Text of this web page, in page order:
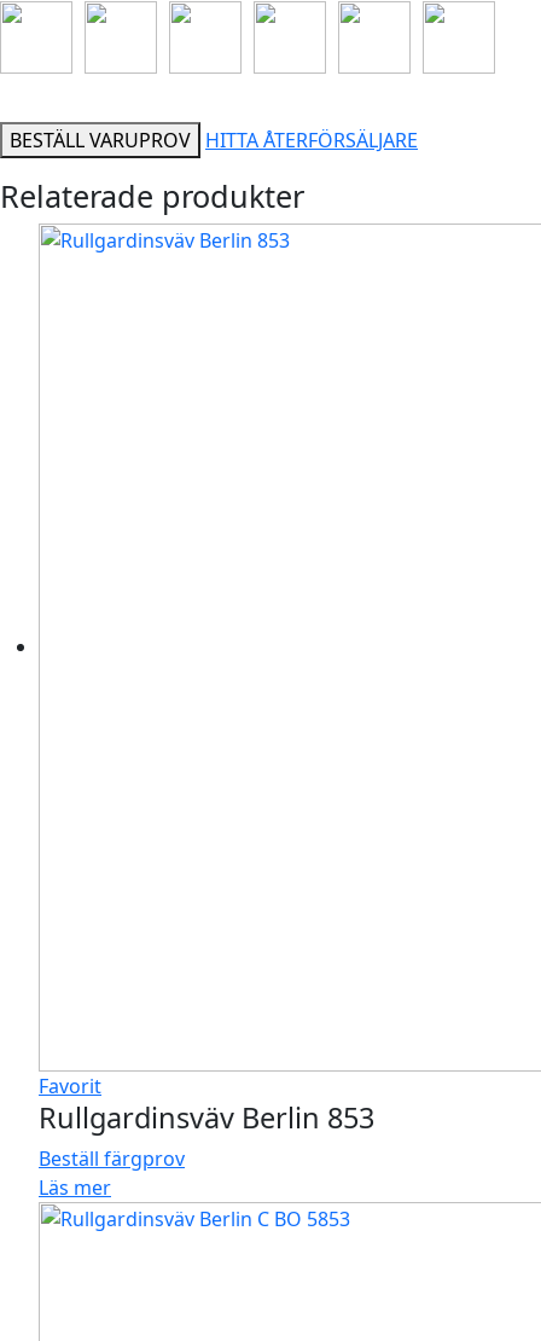
BESTÄLL VARUPROV HITTA ÅTERFÖRSÄLJARE
Relaterade produkter
Favorit
Rullgardinsväv Berlin 853
Beställ färgprov
Läs mer